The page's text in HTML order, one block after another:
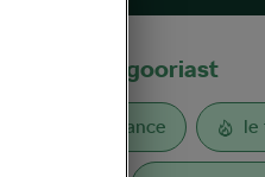
Sildid kategooriast
Tour de France le